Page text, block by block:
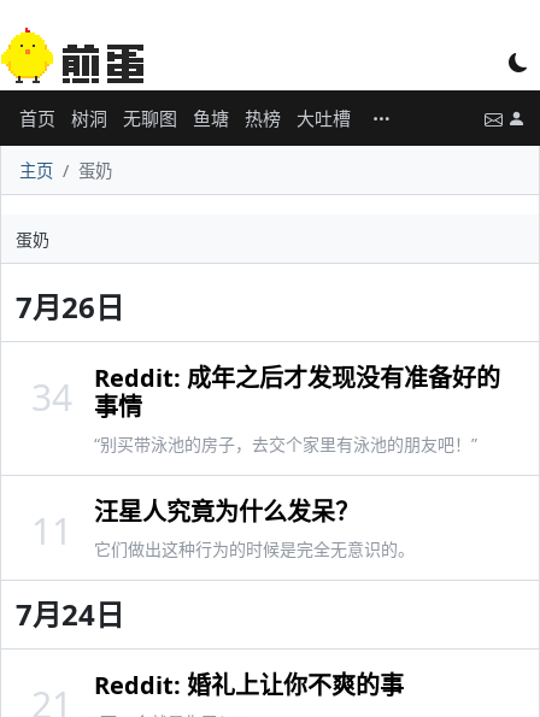
首页 树洞 无聊图 鱼塘 热榜 大吐槽
主页 蛋奶
蛋奶
7月26日
Reddit: 成年之后才发现没有准备好的
事情
“别买带泳池的房子，去交个家里有泳池的朋友吧！”
34
汪星人究竟为什么发呆？
它们做出这种行为的时候是完全无意识的。
11
7月24日
Reddit: 婚礼上让你不爽的事
21